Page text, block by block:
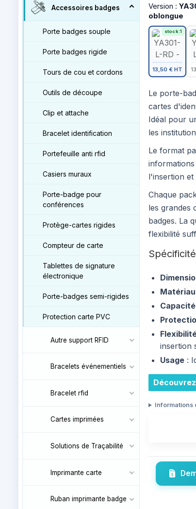
Accessoires badges
Porte badges souple
Porte badges rigide
Tours de cou et cordons
Outils de découpe
Clip et attache
Bracelet identification
Portefeuille anti rfid
Casiers muraux
Porte-badge pour
conférences
Protège-cartes rigides
Compteur de carte
Tablettes de signature
électronique
Porte-badges semi-rigides
Protection carte PVC
Autre support RFID
Bracelets événementiels
Bracelet rfid
Cartes imprimées
Solutions de Traçabilité
Imprimante carte
Ruban imprimante badge
Version :
oblongue
stock:1
13,50 € HT
Le porte-
cartes
Idéal pour
les
Le format
l'insertion et
Chaque
les grandes
badges. La
flexibilité
Matériau
Capacité
insertion
Usage:
Informations